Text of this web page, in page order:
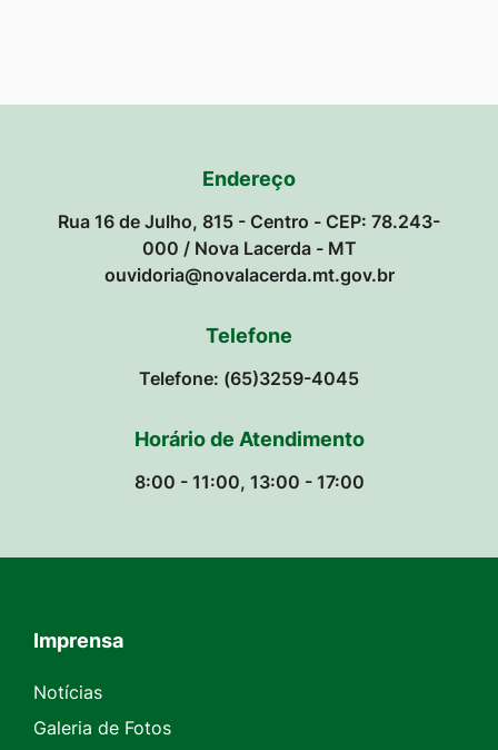
Endereço
Rua 16 de Julho, 815 - Centro - CEP: 78.243-
000 / Nova Lacerda - MT
ouvidoria@novalacerda.mt.gov.br
Telefone
Telefone: (65)3259-4045
Horário de Atendimento
8:00 - 11:00, 13:00 - 17:00
Seção do Rodapé e Contato
Imprensa
Notícias
Galeria de Fotos